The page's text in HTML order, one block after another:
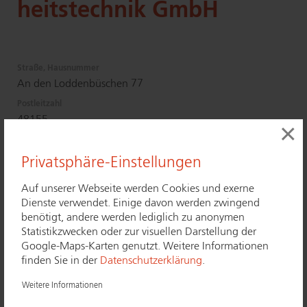
Privatsphäre-Einstellungen
Auf unserer Webseite werden Cookies und exerne
Dienste verwendet. Einige davon werden zwingend
benötigt, andere werden lediglich zu anonymen
Statistikzwecken oder zur visuellen Darstellung der
Google-Maps-Karten genutzt. Weitere Informationen
finden Sie in der Datenschutzerklärung.
Weitere Informationen
×
heits­tech­nik GmbH
An den Loddenbüschen 77
48155
Nord­rhein-West­fa­len
Münster
Telefon
0251 92797 24
Telefax
0251 92797 280
E-Mail